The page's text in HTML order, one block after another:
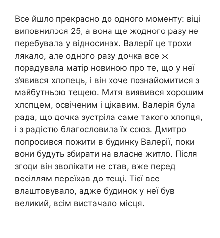
Все йшло прекрасно до одного моменту: віці
виповнилося 25, а вона ще жодного разу не
перебувала у відносинах. Валерії це трохи
лякало, але одного разу дочка все ж
порадувала матір новиною про те, що у неї
з’явився хлопець, і він хоче познайомитися з
майбутньою тещею. Митя виявився хорошим
хлопцем, освіченим і цікавим. Валерія була
рада, що дочка зустріла саме такого хлопця,
і з радістю благословила їх союз. Дмитро
попросився пожити в будинку Валерії, поки
вони будуть збирати на власне житло. Після
згоди він зволікати не став, вже перед
весіллям переїхав до тещі. Тієї все
влаштовувало, адже будинок у неї був
великий, всім вистачало місця.